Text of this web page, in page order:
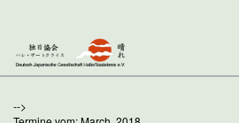
-->